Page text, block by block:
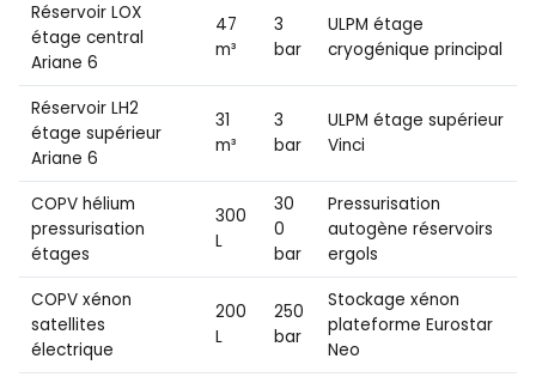
Réservoir LOX
étage central
Ariane 6
47
m³
3
bar
ULPM étage
cryogénique principal
Réservoir LH2
étage supérieur
Ariane 6
31
m³
3
bar
ULPM étage supérieur
Vinci
COPV hélium
pressurisation
étages
300
L
30
0
bar
Pressurisation
autogène réservoirs
ergols
COPV xénon
satellites
électrique
200
L
250
bar
Stockage xénon
plateforme Eurostar
Neo